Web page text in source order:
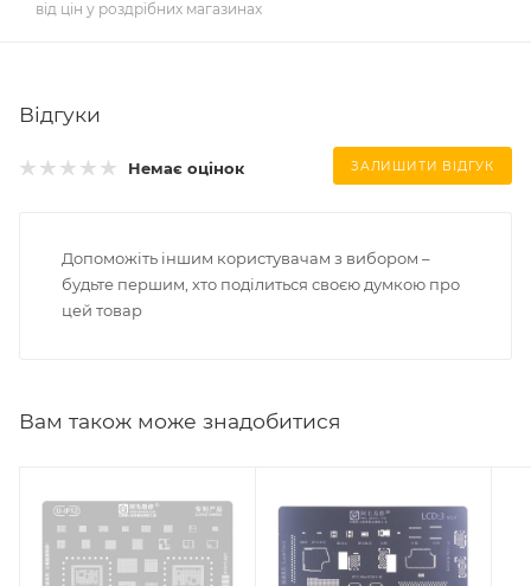
від цін у роздрібних магазинах
Відгуки
Немає оцінок ЗАЛИШИТИ ВІДГУК
Допоможіть іншим користувачам з вибором –
будьте першим, хто поділиться своєю думкою про
цей товар
Вам також може знадобитися